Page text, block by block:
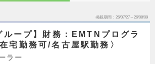
掲載期間 26/07/27～26/08/09
ループ】財務：EMTNプログラ
宅勤務可/名古屋駅勤務〉
ラー